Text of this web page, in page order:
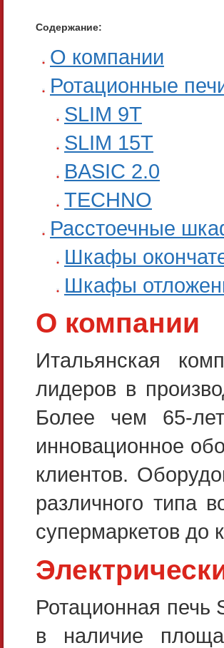
Содержание:
О компании
Ротационные
SLIM 9T
SLIM 15T
BASIC 2.0
TECHNO
Расстоечные
Шкафы
Шкафы
О компании
Итальянская
лидеров в
Более чем 65-
инновационное
клиентов.
различного типа
супермаркетов до
Ротационная
в наличие